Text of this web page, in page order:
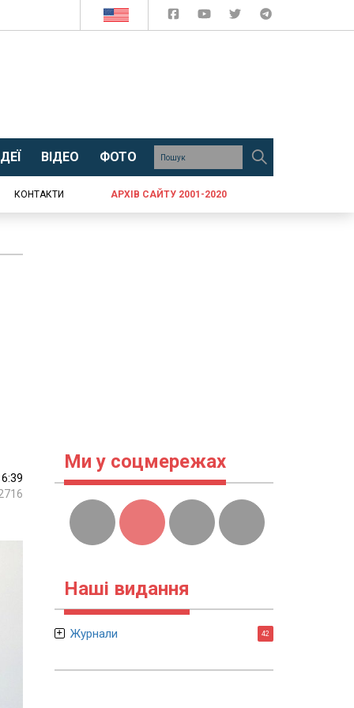
ВІДЕО ФОТО
КОНТАКТИ АРХІВ САЙТУ 2001-2020
Ми у соцмережах
Наші видання
Журнали 42